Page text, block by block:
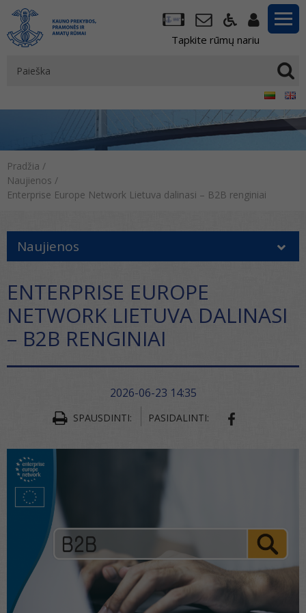
Tapkite rūmų nariu
Pradžia /
Naujienos /
Enterprise Europe Network Lietuva dalinasi – B2B renginiai
Naujienos
ENTERPRISE EUROPE
NETWORK LIETUVA DALINASI
– B2B RENGINIAI
2026-06-23 14:35
SPAUSDINTI: PASIDALINTI: